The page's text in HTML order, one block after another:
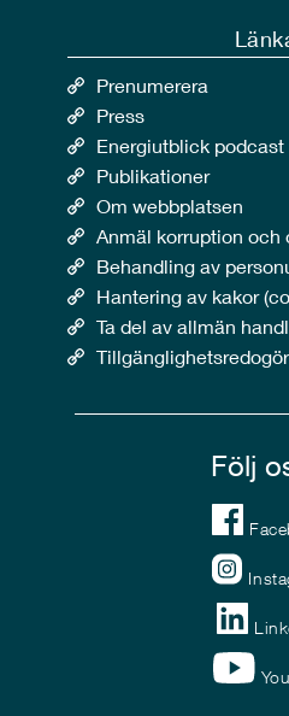
Prenumerera
Press
Energiutblick podcast
Publikationer
Om webbplatsen
Anmäl korruption och
Behandling av
Hantering av kakor
Ta del av allmän
Följ